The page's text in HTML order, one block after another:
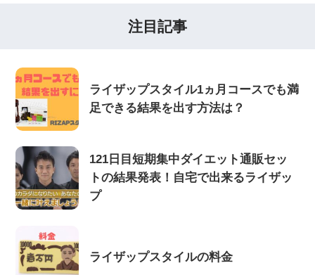
注目記事
ライザップスタイル1ヵ月コースでも満
足できる結果を出す方法は？
121日目短期集中ダイエット通販セッ
トの結果発表！自宅で出来るライザッ
プ
ライザップスタイルの料金